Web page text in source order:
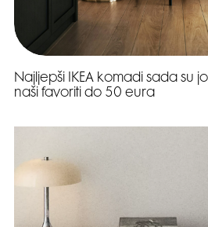
Najljepši IKEA komadi sada su
naši favoriti do 50 eura